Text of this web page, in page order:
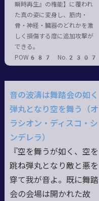
瞬時再生』の権能】に覆われ
た真の姿に変身し、筋肉・
骨・神経・臓器のどれかを激
しく損傷する度に追加攻撃が
できる。
POW687 No.2307
音の波濤は舞踏会の如く
弾丸となり空を舞う（オ
ラシオン・ディスコ・シ
ンデレラ）
『空を舞うが如く、空を
跳ね弾丸となり敵と悪を
穿て我が音よ。既に舞踏
会の会場は開かれた故